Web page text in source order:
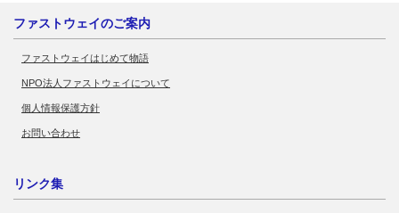
ファストウェイのご案内
ファストウェイはじめて物語
NPO法人ファストウェイについて
個人情報保護方針
お問い合わせ
リンク集